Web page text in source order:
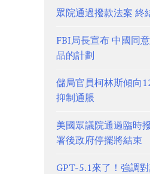
眾院通過撥款法案 終
FBI局長宣布 中國同
品的計劃
儲局官員柯林斯傾向
抑制通脹
美國眾議院通過臨時
署後政府停擺將結束
GPT-5.1來了！強調